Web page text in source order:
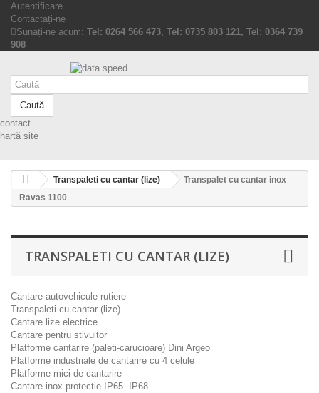
Autentificare
Contactați-ne
Sunați-ne acum: Tel: 0264 566 473, Tel: 0735 803 121, Tel: 0364 739
908
Caută
contact
hartă site
Transpaleti cu cantar (lize)
Transpalet cu cantar inox
Ravas 1100
TRANSPALETI CU CANTAR (LIZE)
Cantare autovehicule rutiere
Transpaleti cu cantar (lize)
Cantare lize electrice
Cantare pentru stivuitor
Platforme cantarire (paleti-carucioare) Dini Argeo
Platforme industriale de cantarire cu 4 celule
Platforme mici de cantarire
Cantare inox protectie IP65..IP68